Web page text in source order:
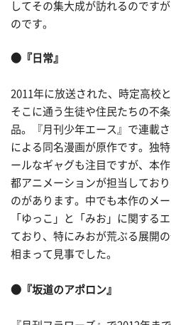
してその集大成が訪れるのです
のです。
●『日常』
2011年に放送された、時定高校
そこに通う生徒や住民たちの不
品。『月刊少年エース』で連載
による同名漫画が原作です。独
ールなギャグも注目ですが、本
都アニメーションが担当してお
のがあります。中でも本作のメ
「ゆっこ」と「みお」に関する
ており、特にみおが荒ぶる展開
相まって見事でした。
●『坂道のアポロン』